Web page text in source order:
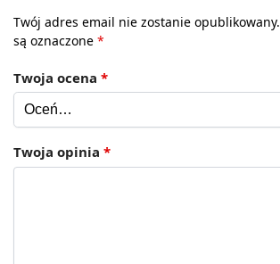
Twój adres email nie zostanie opublikowany.
są oznaczone *
Twoja ocena *
Twoja opinia *